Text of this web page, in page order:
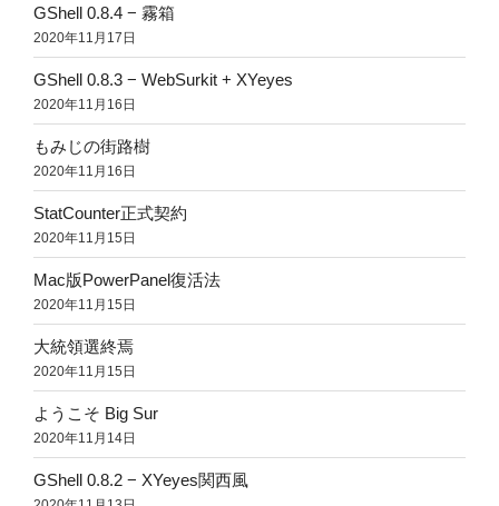
GShell 0.8.4 − 霧箱
2020年11月17日
GShell 0.8.3 − WebSurkit + XYeyes
2020年11月16日
もみじの街路樹
2020年11月16日
StatCounter正式契約
2020年11月15日
Mac版PowerPanel復活法
2020年11月15日
大統領選終焉
2020年11月15日
ようこそ Big Sur
2020年11月14日
GShell 0.8.2 − XYeyes関西風